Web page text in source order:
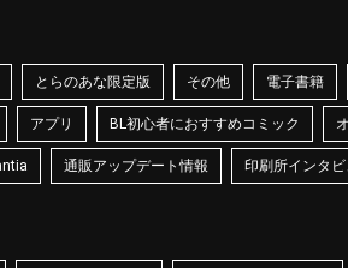
とらのあな限定版 その他 電子書籍
アプリ BL初心者におすすめコミック
通販アップデート情報 印刷所インタ